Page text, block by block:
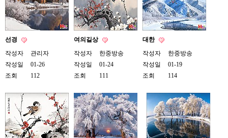
절
최
토
렌
이
웹
토
선경
작성자
관리자
작성일
01-26
조회
112
여의길상
작성자
한중방송
작성일
01-24
조회
111
대한
작성자
한중방송
작성일
01-19
조회
114